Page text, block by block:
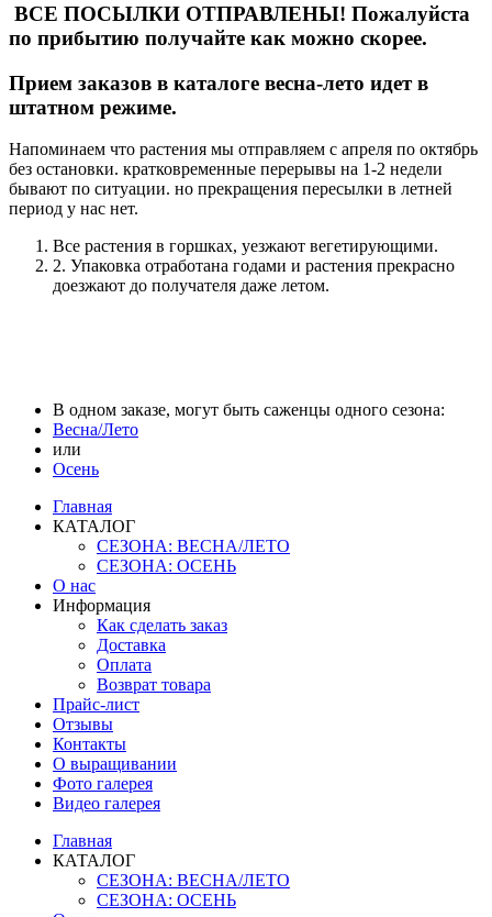
ВСЕ ПОСЫЛКИ ОТПРАВЛЕНЫ! Пожалуйста
по прибытию получайте как можно скорее.
Прием заказов в каталоге весна-лето идет в
штатном режиме.
Напоминаем что растения мы отправляем с апреля по октябрь
без остановки. кратковременные перерывы на 1-2 недели
бывают по ситуации. но прекращения пересылки в летней
период у нас нет.
Все растения в горшках, уезжают вегетирующими.
2. Упаковка отработана годами и растения прекрасно
доезжают до получателя даже летом.
В одном заказе, могут быть саженцы одного сезона:
Весна/Лето
или
Осень
Главная
КАТАЛОГ
СЕЗОНА: ВЕСНА/ЛЕТО
СЕЗОНА: ОСЕНЬ
О нас
Информация
Как сделать заказ
Доставка
Оплата
Возврат товара
Прайс-лист
Отзывы
Контакты
О выращивании
Фото галерея
Видео галерея
Главная
КАТАЛОГ
СЕЗОНА: ВЕСНА/ЛЕТО
СЕЗОНА: ОСЕНЬ